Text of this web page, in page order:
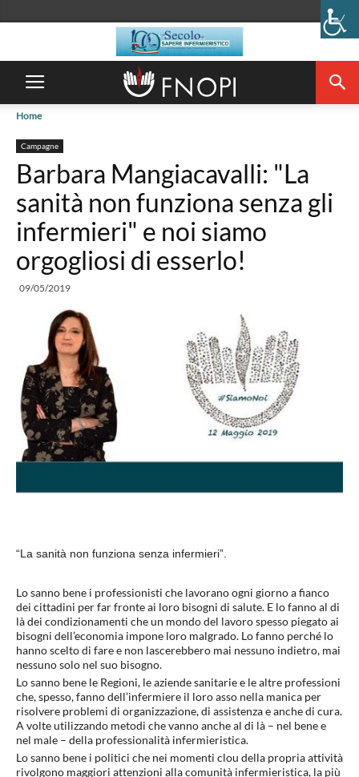
Home
Campagne
Barbara Mangiacavalli: "La
sanità non funziona senza gli
infermieri" e noi siamo
orgogliosi di esserlo!
09/05/2019
“La sanità non funziona senza infermieri”.
Lo sanno bene i professionisti che lavorano ogni giorno a fianco
dei cittadini per far fronte ai loro bisogni di salute. E lo fanno al di
là dei condizionamenti che un mondo del lavoro spesso piegato ai
bisogni dell’economia impone loro malgrado. Lo fanno perché lo
hanno scelto di fare e non lascerebbero mai nessuno indietro, mai
nessuno solo nel suo bisogno.
Lo sanno bene le Regioni, le aziende sanitarie e le altre professioni
che, spesso, fanno dell’infermiere il loro asso nella manica per
risolvere problemi di organizzazione, di assistenza e anche di cura.
A volte utilizzando metodi che vanno anche al di là – nel bene e
nel male – della professionalità infermieristica.
Lo sanno bene i politici che nei momenti clou della propria attività
rivolgono maggiori attenzioni alla comunità infermieristica, la più